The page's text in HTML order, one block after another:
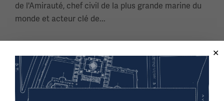
de l'Amirauté, chef civil de la plus grande marine du
monde et acteur clé de...